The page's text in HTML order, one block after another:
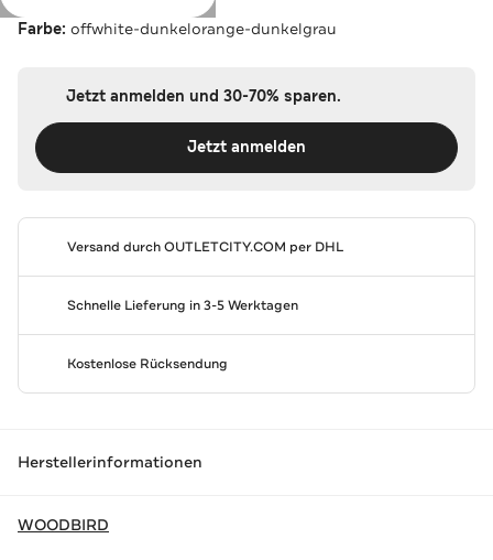
Farbe: offwhite-dunkelorange-dunkelgrau
Jetzt anmelden und 30-70% sparen.
Jetzt anmelden
Versand durchOUTLETCITY.COM per DHL
Schnelle Lieferung in 3-5 Werktagen
Kostenlose Rücksendung
Herstellerinformationen
WOODBIRD